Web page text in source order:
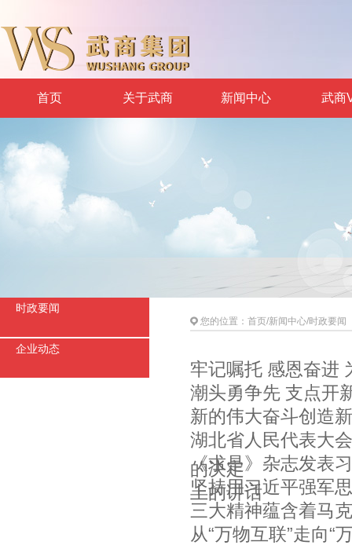
首页 关于武商 新闻中心 武商
时政要闻
企业动态
您的位置： 首页/新闻中心/时政要闻
牢记嘱托 感恩奋进
潮头勇争先 支点开
新的伟大奋斗创造
湖北省人民代表大
的决定
《求是》杂志发表
上的讲话
坚持用习近平强军
三大精神蕴含着马
从“万物互联”走向“